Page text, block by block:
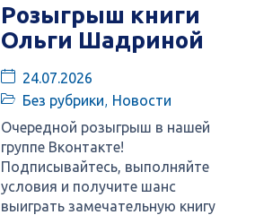
Розыгрыш книги
Ольги Шадриной
24.07.2026
Без рубрики
Новости
Очередной розыгрыш в нашей
группе Вконтакте!
Подписывайтесь, выполняйте
условия и получите шанс
выиграть замечательную книгу